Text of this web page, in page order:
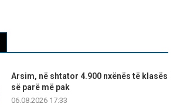
Arsim, në shtator 4.900 nxënës të klasës
së parë më pak
06.08.2026 17:33